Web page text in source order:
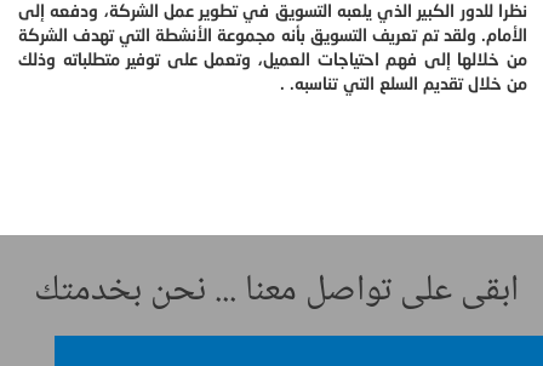
نظرا للدور الكبير الذي يلعبه التسويق في تطوير عمل الشركة، ودفعه إلى
الأمام. ولقد تم تعريف التسويق بأنه مجموعة الأنشطة التي تهدف الشركة
من خلالها إلى فهم احتياجات العميل، وتعمل على توفير متطلباته وذلك
من خلال تقديم السلع التي تناسبه. .
ابقى على تواصل معنا ... نحن بخدمتك